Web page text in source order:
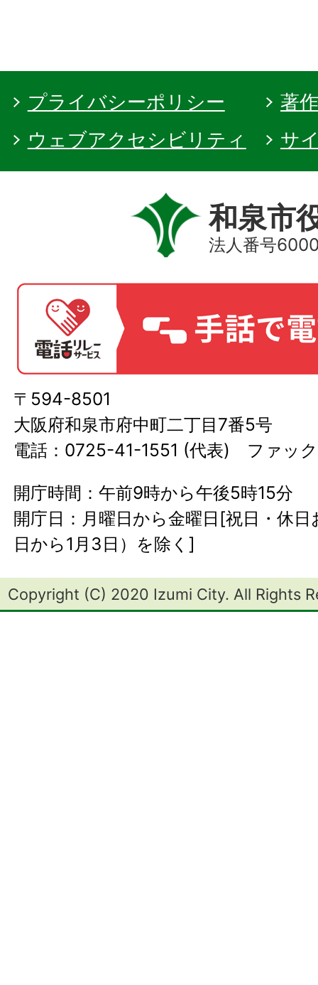
プライバシーポリシー
著
ウェブアクセシビリティ
サ
和泉市
法人番号
〒594-8501
大阪府和泉市府中町二丁目7番5号
電話：0725-41-1551 (代表) ファッ
開庁時間：午前9時から午後5時15分
開庁日：月曜日から金曜日[祝日・休
日から1月3日）を除く]
Copyright (C) 2020 Izumi City. All Rights